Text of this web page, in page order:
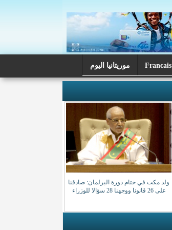
Francais موريتانيا اليوم
ولد مكت في ختام دورة البرلمان: صادقنا
على 26 قانونا ووجهنا 28 سؤالا للوزراء